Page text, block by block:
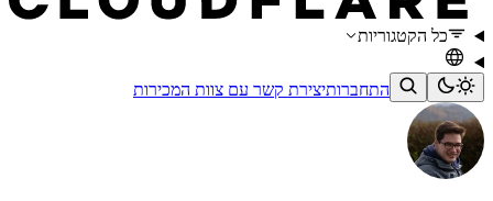
כל הקטגוריות
התחברותיצירת קשר עם צוות המכירות